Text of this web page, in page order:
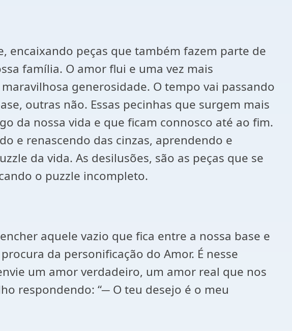
encaixando peças que também fazem parte de
família. O amor flui e uma vez mais
generosidade. O tempo vai passando
outras não. Essas pecinhas que surgem mais
da nossa vida e que ficam connosco até ao fim.
e renascendo das cinzas, aprendendo e
da vida. As desilusões, são as peças que se
o puzzle incompleto.
aquele vazio que fica entre a nossa base e
da personificação do Amor. É nesse
um amor verdadeiro, um amor real que nos
respondendo: “─ O teu desejo é o meu